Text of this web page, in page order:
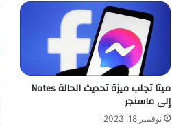
ميتا تجلب ميزة تحديث الحالة Notes
إلى ماسنجر
نوفمبر 18, 2023